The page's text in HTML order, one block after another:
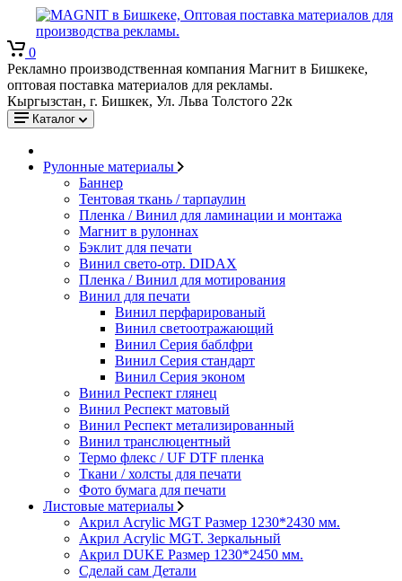
0
Рекламно производственная компания Магнит в Бишкеке,
оптовая поставка материалов для рекламы.
Кыргызстан, г. Бишкек, Ул. Льва Толстого 22к
Каталог
Рулонные материалы
Баннер
Тентовая ткань / тарпаулин
Пленка / Винил для ламинации и монтажа
Магнит в рулоннах
Бэклит для печати
Винил свето-отр. DIDAX
Пленка / Винил для мотирования
Винил для печати
Винил перфарированый
Винил светоотражающий
Винил Серия баблфри
Винил Серия стандарт
Винил Серия эконом
Винил Респект глянец
Винил Респект матовый
Винил Респект метализированный
Винил транслюцентный
Термо флекс / UF DTF пленка
Ткани / холсты для печати
Фото бумага для печати
Листовые материалы
Акрил Acrylic MGT Размер 1230*2430 мм.
Акрил Acrylic MGT. Зеркальный
Акрил DUKE Размер 1230*2450 мм.
Сделай сам Детали